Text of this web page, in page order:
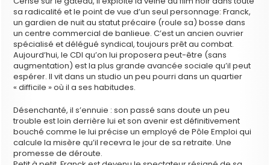
sa radicalité et le point de vue d’un seul personnage: Franck,
un gardien de nuit au statut précaire (roule sa) bosse dans
un centre commercial de banlieue. C’est un ancien ouvrier
spécialisé et délégué syndical, toujours prêt au combat.
Aujourd’hui, le CDI qu’on lui proposera peut-être (sans
augmentation) est la plus grande avancée sociale qu’il peut
espérer. Il vit dans un studio un peu pourri dans un quartier
« difficile » où il a ses habitudes.
Désenchanté, il s’ennuie : son passé sans doute un peu
trouble est loin derrière lui et son avenir est définitivement
bouché comme le lui précise un employé de Pôle Emploi qui
calcule la misère qu’il recevra le jour de sa retraite. Une
promesse de déroute.